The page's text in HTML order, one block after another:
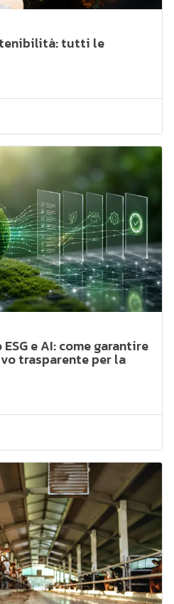
tutti le
e AI: come garantire
trasparente per la